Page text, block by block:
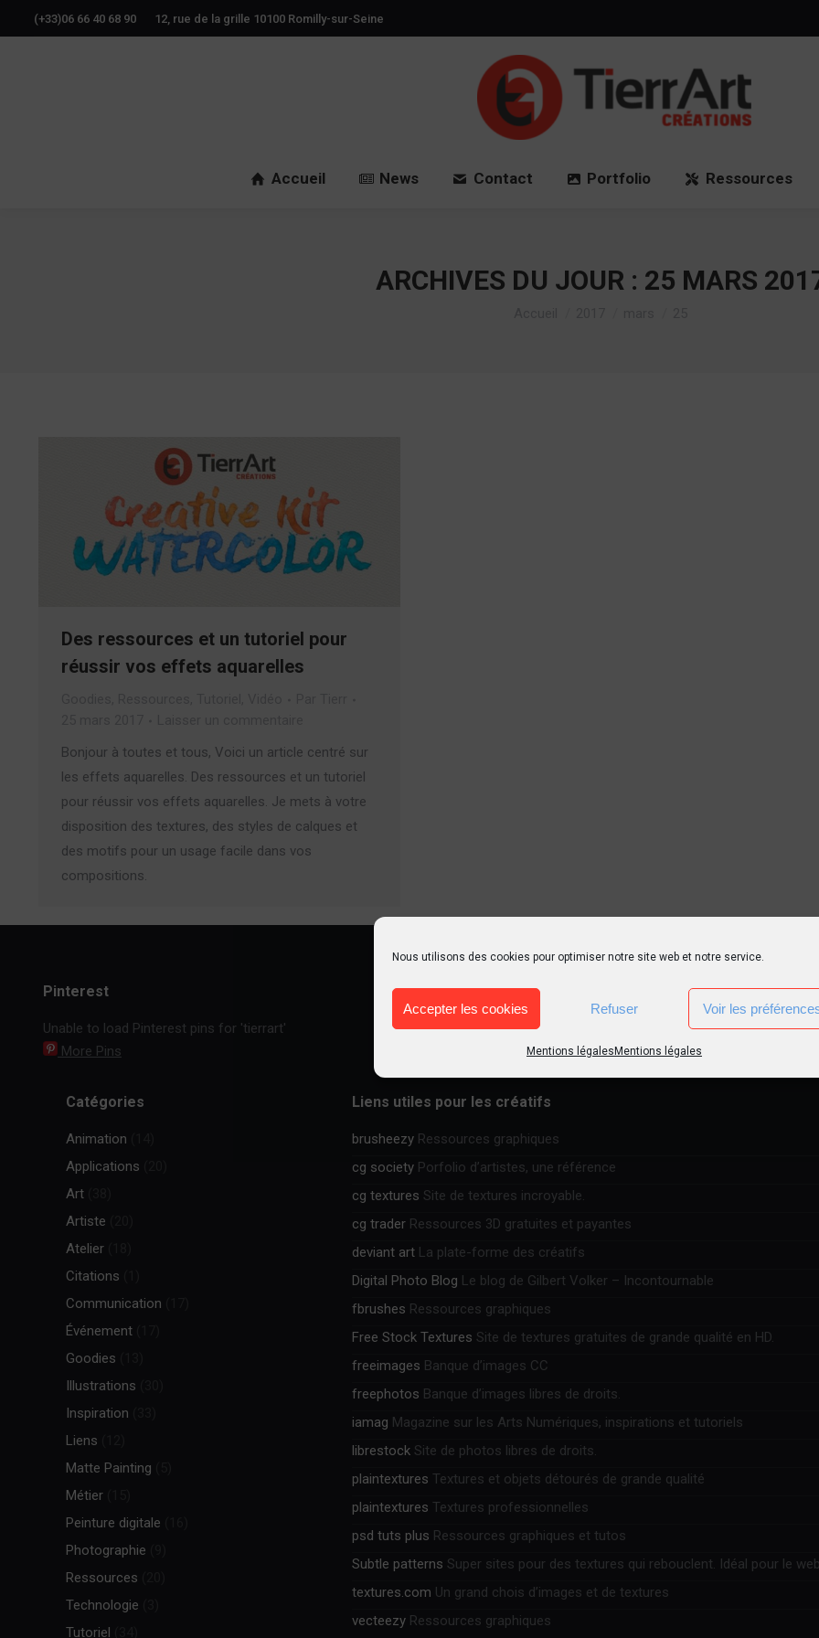
Nous utilisons des cookies pour optimiser notre site web et notre service.
Accepter les cookies Refuser Voir les
Mentions légales Mentions légales
(+33)06 66 40 68 90 12, rue de la grille 10100 Romilly-sur-Seine
Accueil News Contact Portfolio Ressources
ARCHIVES DU JOUR : 25 MARS
Des ressources et un tutoriel pour
réussir vos effets aquarelles
Bonjour à toutes et tous, Voici un article centré sur
les effets aquarelles. Des ressources et un tutoriel
pour réussir vos effets aquarelles. Je mets à votre
disposition des textures, des styles de calques et
des motifs pour un usage facile dans vos
compositions.
Pinterest
Unable to load Pinterest pins for 'tierrart'
More Pins
Catégories
Animation
Applications
Art
Artiste
Atelier
Citations
Communication
Événement
Goodies
Illustrations
Inspiration
Liens
Matte Painting
Métier
Peinture digitale
Photographie
Ressources
Technologie
Tutoriel
Liens utiles pour les créatifs
brusheezyRessources graphiques
cg societyPorfolio d’artistes, une référence
cg textures Site de textures incroyable.
cg traderRessources 3D gratuites et payantes
deviant artLa plate-forme des créatifs
Digital Photo Blog Le blog de Gilbert Volker – Incontournable
fbrushes Ressources graphiques
Free Stock Textures Site de textures gratuites de grande qualité en HD.
freeimages Banque d’images CC
freephotos Banque d’images libres de droits.
iamag Magazine sur les Arts Numériques, inspirations et tutoriels
librestockSite de photos libres de droits.
plaintextures Textures et objets détourés de grande qualité
plaintextures Textures professionnelles
psd tuts plus Ressources graphiques et tutos
Subtle patterns Super sites pour des textures qui rebouclent. Idéal pour le
textures.com Un grand chois d’images et de textures
vecteezyRessources graphiques
Accueil News Contact